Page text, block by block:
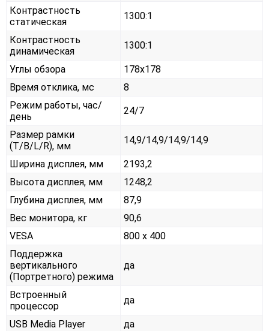
Контрастность
статическая
1300:1
Контрастность
динамическая
1300:1
Углы обзора
178x178
Время отклика, мс
8
Режим работы, час/
день
24/7
Размер рамки
(T/B/L/R), мм
14,9/14,9/14,9/14,9
Ширина дисплея, мм
2193,2
Высота дисплея, мм
1248,2
Глубина дисплея, мм
87,9
Вес монитора, кг
90,6
VESA
800 x 400
Поддержка
вертикального
(Портретного) режима
да
Встроенный
процессор
да
USB Media Player
да